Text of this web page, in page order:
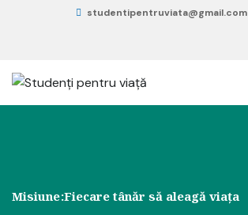
studentipentruviata@gmail.com
Misiune:Fiecare tânăr să aleagă viața